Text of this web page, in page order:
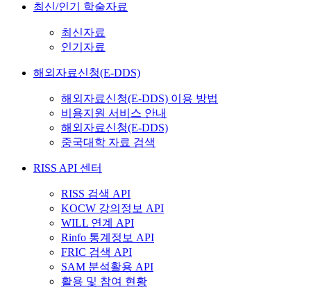
최신/인기 학술자료
최신자료
인기자료
해외자료신청(E-DDS)
해외자료신청(E-DDS) 이용 방법
비용지원 서비스 안내
해외자료신청(E-DDS)
중국대학 자료 검색
RISS API 센터
RISS 검색 API
KOCW 강의정보 API
WILL 연계 API
Rinfo 통계정보 API
FRIC 검색 API
SAM 분석활용 API
활용 및 참여 현황